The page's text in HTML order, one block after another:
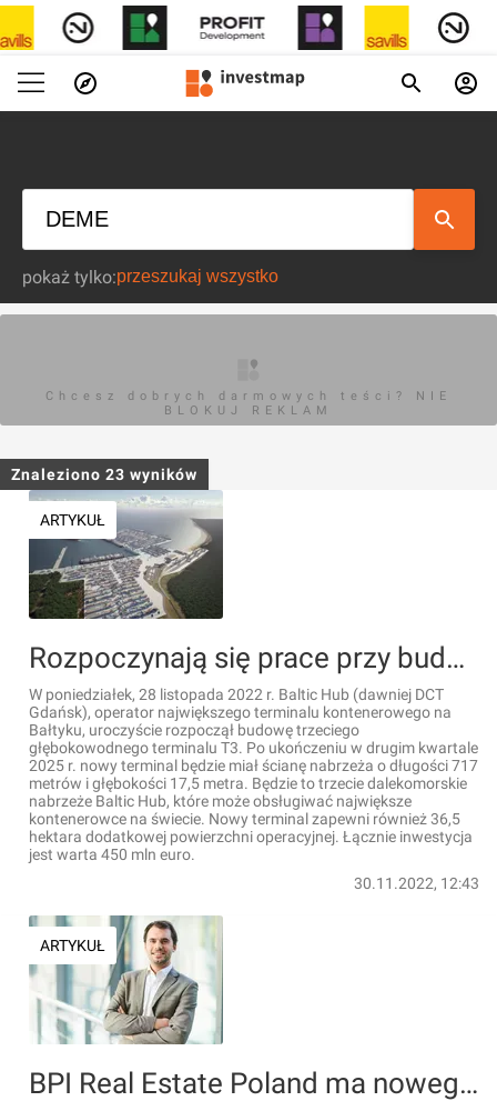
pokaż tylko:
Chcesz dobrych darmowych teści? NIE
BLOKUJ REKLAM
Znaleziono 23 wyników
ARTYKUŁ
Rozpoczynają się prace przy budowie nowego terminala dla Baltic Hub w Gdańsku. Inwestycja jest warta 450 mln euro
W poniedziałek, 28 listopada 2022 r. Baltic Hub (dawniej DCT
Gdańsk), operator największego terminalu kontenerowego na
Bałtyku, uroczyście rozpoczął budowę trzeciego
głębokowodnego terminalu T3. Po ukończeniu w drugim kwartale
2025 r. nowy terminal będzie miał ścianę nabrzeża o długości 717
metrów i głębokości 17,5 metra. Będzie to trzecie dalekomorskie
nabrzeże Baltic Hub, które może obsługiwać największe
kontenerowce na świecie. Nowy terminal zapewni również 36,5
hektara dodatkowej powierzchni operacyjnej. Łącznie inwestycja
jest warta 450 mln euro.
30.11.2022, 12:43
ARTYKUŁ
BPI Real Estate Poland ma nowego prezesa